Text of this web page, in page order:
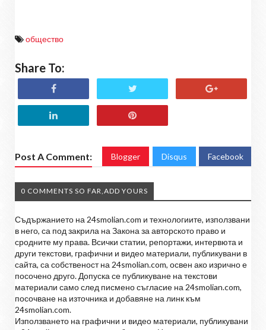
общество
Share To:
Post A Comment: Blogger Disqus Facebook
0 COMMENTS SO FAR,ADD YOURS
Съдържанието на 24smolian.com и технологиите, използвани
в него, са под закрила на Закона за авторското право и
сродните му права. Всички статии, репортажи, интервюта и
други текстови, графични и видео материали, публикувани в
сайта, са собственост на 24smolian.com, освен ако изрично е
посочено друго. Допуска се публикуване на текстови
материали само след писмено съгласие на 24smolian.com,
посочване на източника и добавяне на линк към
24smolian.com.
Използването на графични и видео материали, публикувани